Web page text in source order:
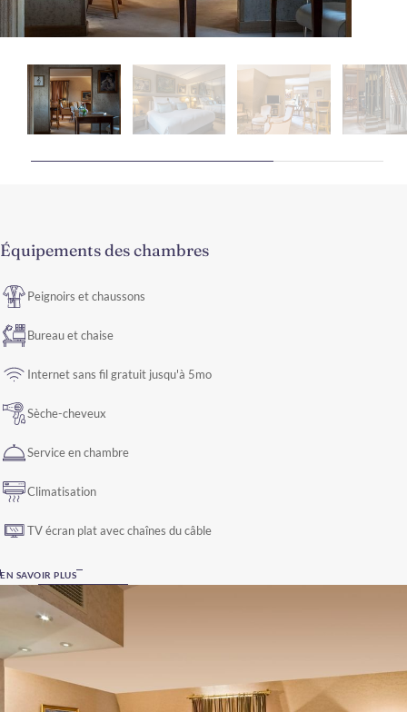
Équipements des chambres
Peignoirs et chaussons
Bureau et chaise
Internet sans fil gratuit jusqu'à 5mo
Sèche-cheveux
Service en chambre
Climatisation
TV écran plat avec chaînes du câble
EN SAVOIR PLUS